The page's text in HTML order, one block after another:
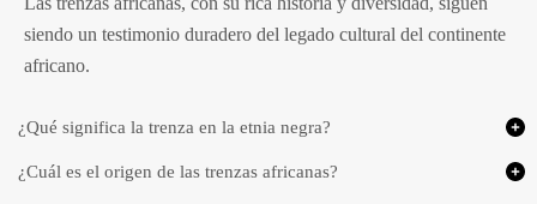
siendo un testimonio duradero del legado cultural del continente
africano.
¿Qué significa la trenza en la etnia negra?
¿Cuál es el origen de las trenzas africanas?